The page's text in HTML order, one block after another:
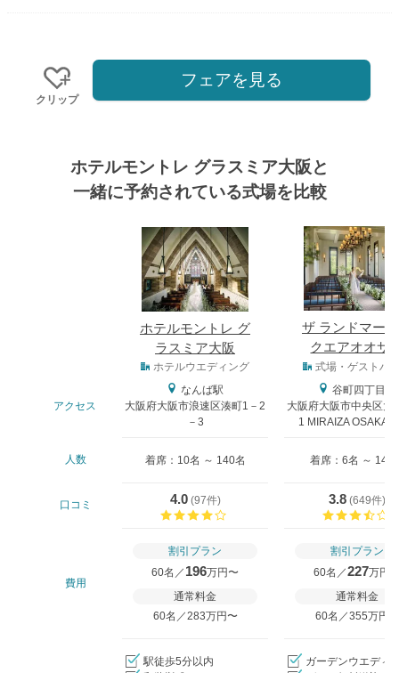
クリップ
フェアを見る
ホテルモントレ グラスミア大阪と
一緒に予約されている式場を比較
ホテルモントレ グ
ラスミア大阪
ザ ランドマー
クエアオオサ
ホテルウエディング 式場・ゲストハ
アクセス
なんば駅
大阪府大阪市浪速区湊町1－2
－3
谷町四丁目駅
大阪府大阪市中央区大
1 MIRAIZA OSAKA-
人数 着席：10名 ～ 140名 着席：6名 ～ 146
口コミ 4.0(97件)
3.8 (649件)
費用
割引プラン
60名／ 196万円〜
通常料金
60名／283万円〜
割引プラン
60名／227万円
通常料金
60名／355万円〜
駅徒歩5分以内
ガーデンウエディ